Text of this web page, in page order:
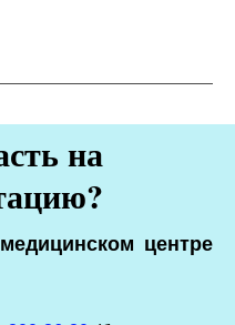
на
центре